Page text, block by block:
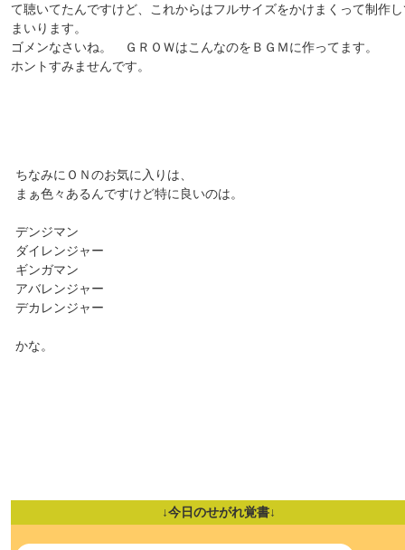
て聴いてたんですけど、これからはフルサイズをかけまくって制作
まいります。
ゴメンなさいね。 ＧＲＯＷはこんなのをＢＧＭに作ってます。
ホントすみませんです。
ちなみにＯＮのお気に入りは、
まぁ色々あるんですけど特に良いのは。
デンジマン
ダイレンジャー
ギンガマン
アバレンジャー
デカレンジャー
かな。
↓今日のせがれ覚書↓